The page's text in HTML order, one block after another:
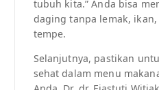
tubuh kita.” Anda bisa
daging tanpa lemak,
tempe.
Selanjutnya, pastikan
sehat dalam menu